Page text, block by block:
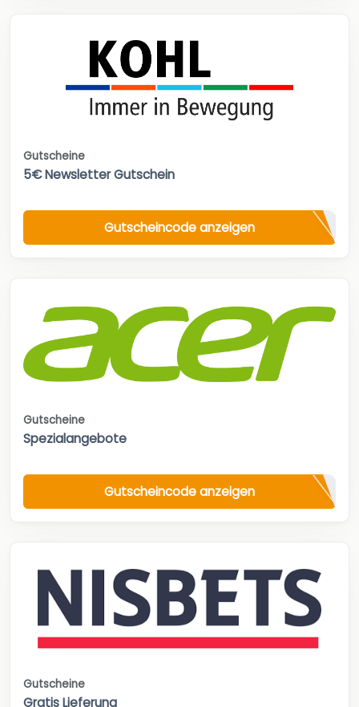
Gutscheine
5€ Newsletter Gutschein
Gutscheincode anzeigen
Gutscheine
Spezialangebote
Gutscheincode anzeigen
Gutscheine
Gratis Lieferung